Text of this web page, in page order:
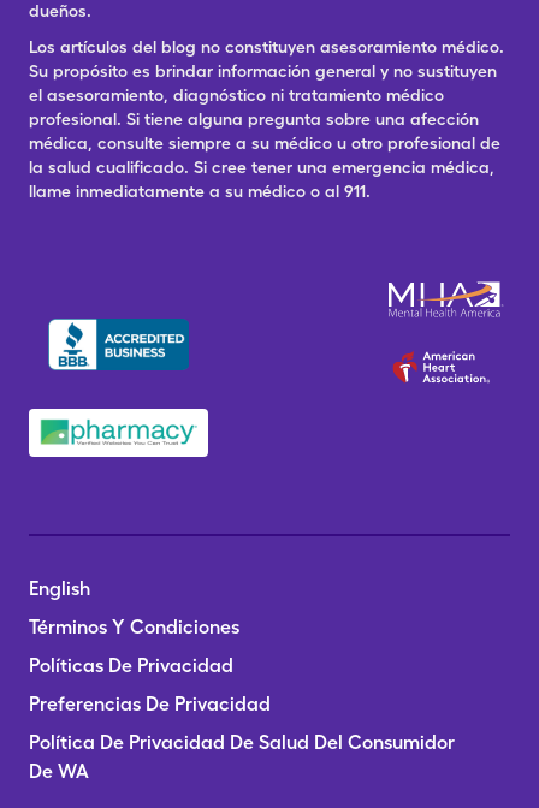
dueños.
Los artículos del blog no constituyen asesoramiento médico.
Su propósito es brindar información general y no sustituyen
el asesoramiento, diagnóstico ni tratamiento médico
profesional. Si tiene alguna pregunta sobre una afección
médica, consulte siempre a su médico u otro profesional de
la salud cualificado. Si cree tener una emergencia médica,
llame inmediatamente a su médico o al 911.
English
Términos Y Condiciones
Políticas De Privacidad
Preferencias De Privacidad
Política De Privacidad De Salud Del Consumidor
De WA